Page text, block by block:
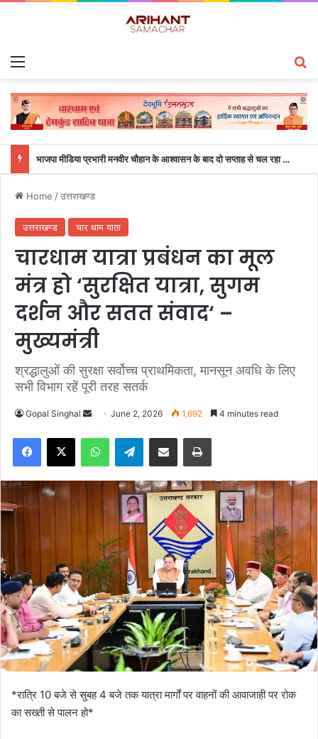
भाजपा मीडिया प्रभारी मनवीर चौहान के आश्वासन के बाद दो सप्ताह से चल रहा महाविद्यालय के छात्रों का धरना समाप्त
Home /उत्तराखण्ड
उत्तराखण्ड चार धाम याता
चारधाम यात्रा प्रबंधन का मूल
मंत्र हो ‘सुरक्षित यात्रा, सुगम
दर्शन और सतत संवाद‘ –
मुख्यमंत्री
श्रद्धालुओं की सुरक्षा सर्वोच्च प्राथमिकता, मानसून अवधि के लिए
सभी विभाग रहें पूरी तरह सतर्क
Gopal Singhal
n
d
a
i
l
June 2, 2026 1,692 4 minutes read
Telegram
*रात्रि 10 बजे से सुबह 4 बजे तक यात्रा मार्गों पर वाहनों की आवाजाही पर रोक
का सख्ती से पालन हो*